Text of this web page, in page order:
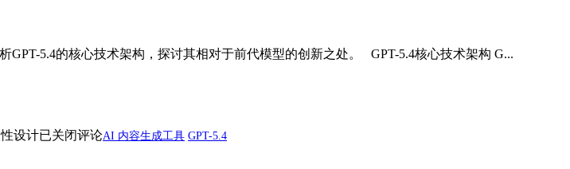
5.4的核心技术架构，探讨其相对于前代模型的创新之处。 GPT-5.4核心技术架构 G...
设计已关闭评论AI 内容生成工具 GPT-5.4